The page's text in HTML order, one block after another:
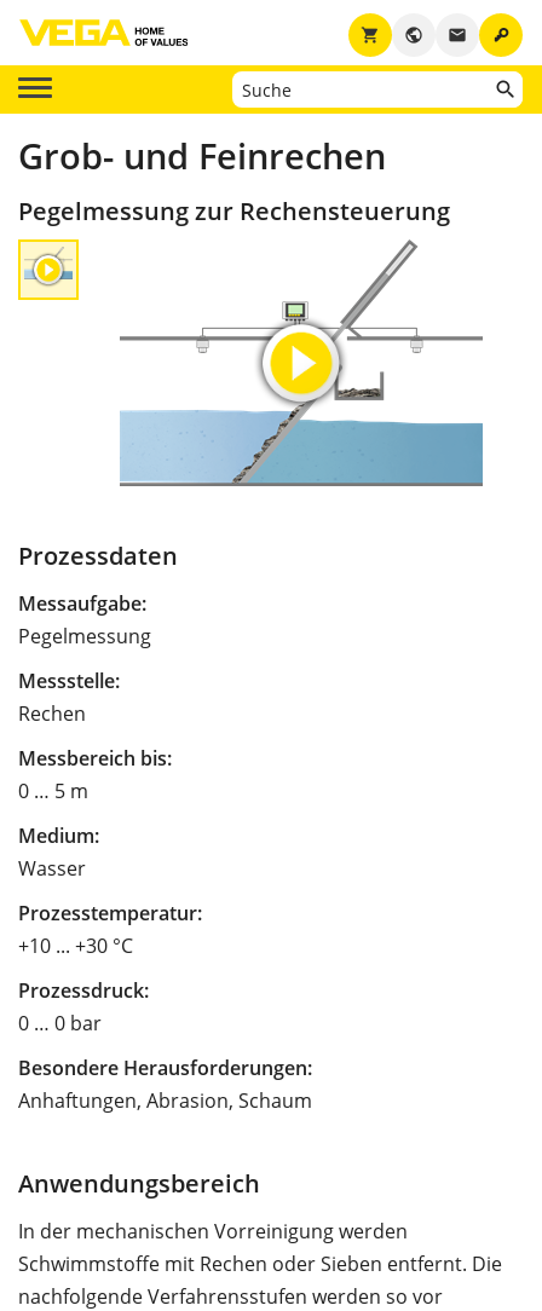
key
email
public
shopping_cart
Grob- und Feinrechen
Pegelmessung zur Rechensteuerung
Prozessdaten
Messaufgabe:
Pegelmessung
Messstelle:
Rechen
Messbereich bis:
0 … 5 m
Medium:
Wasser
Prozesstemperatur:
+10 ... +30 °C
Prozessdruck:
0 … 0 bar
Besondere Herausforderungen:
Anhaftungen, Abrasion, Schaum
Anwendungsbereich
In der mechanischen Vorreinigung werden
Schwimmstoffe mit Rechen oder Sieben entfernt. Die
nachfolgende Verfahrensstufen werden so vor